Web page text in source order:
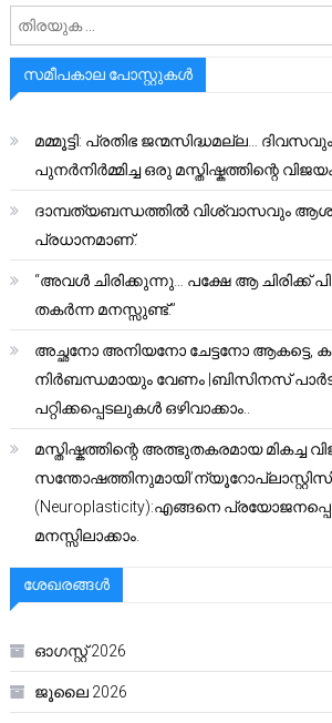
സമീപകാല പോസ്റ്റുകൾ
മമ്മൂട്ടി: പ്രതിഭ ജന്മസിദ്ധമല്ല…
പുനർനിർമ്മിച്ച ഒരു മസ്തിഷ്കത്തിന്റെ
ദാമ്പത്യബന്ധത്തിൽ വിശ്വാസവും
പ്രധാനമാണ്.
“അവൾ ചിരിക്കുന്നു… പക്ഷേ ആ ചിരിക്ക്
തകർന്ന മനസ്സുണ്ട്.”
അച്ഛനോ അനിയനോ ചേട്ടനോ ആകട്ടെ,
നിർബന്ധമായും വേണം |ബിസിനസ്
പറ്റിക്കപ്പെടലുകൾ ഒഴിവാക്കാം..
മസ്തിഷ്കത്തിന്റെ അത്ഭുതകരമായ മികച്ച
(Neuroplasticity):എങ്ങനെ
മനസ്സിലാക്കാം.
ശേഖരങ്ങൾ
ഓഗസ്റ്റ്‌ 2026
ജൂലൈ 2026